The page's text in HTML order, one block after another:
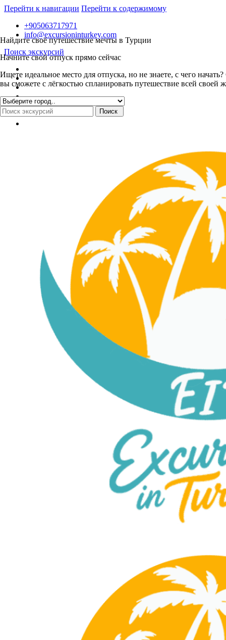
Перейти к навигации Перейти к содержимому
Найдите своё путешествие мечты в Турции
Начните свой отпуск прямо сейчас
Ищете идеальное место для отпуска, но не знаете, с чего
вы сможете с лёгкостью спланировать путешествие всей своей
+905063717971
info@excursioninturkey.com
Поиск экскурсий